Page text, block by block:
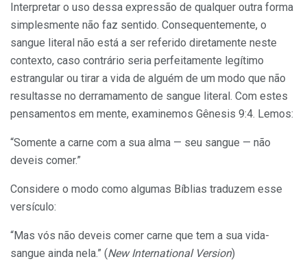
Interpretar o uso dessa expressão de qualquer outra forma
simplesmente não faz sentido. Consequentemente, o
sangue literal não está a ser referido diretamente neste
contexto, caso contrário seria perfeitamente legítimo
estrangular ou tirar a vida de alguém de um modo que não
resultasse no derramamento de sangue literal. Com estes
pensamentos em mente, examinemos Gênesis 9:4. Lemos:
“Somente a carne com a sua alma — seu sangue — não
deveis comer.”
Considere o modo como algumas Bíblias traduzem esse
versículo:
“Mas vós não deveis comer carne que tem a sua vida-
sangue ainda nela.” (New International Version)